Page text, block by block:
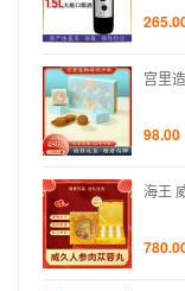
宫里
98.00
海王